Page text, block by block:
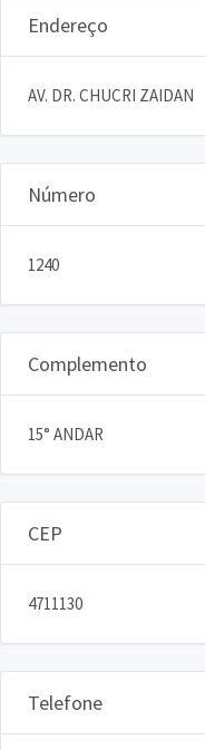
Endereço
AV. DR. CHUCRI ZAIDAN
Número
1240
Complemento
15° ANDAR
CEP
4711130
Telefone